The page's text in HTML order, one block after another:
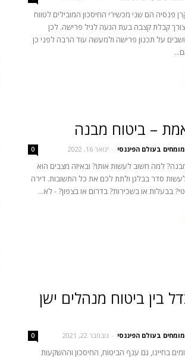
פנסיה הם שני מכשירי החיסכון המובילים לטווח
קבלת קצבה בעת הגעה לגיל פרישה. לכן
על תכנון פרישה ולמעשה עוד הרבה לפני כן
– ביטוח מבנה
בעולם הפיננסי - ינואר 16, 2022 0
למה חשוב לעשות אותו? ובאיזה מצבים הוא
לעשות סדר בבלגן ולתת לכם את כל התשובות. דירה
בבעלות או בשכירות? בדרום או בצפון? - לא...
בין ביטוח מנהלים ישן
בעולם הפיננסי - נובמבר 22, 2021 0
בחיינו, גם ענף הביטוח, החיסכון וההשקעות